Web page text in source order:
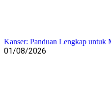
Kanser: Panduan Lengkap untuk
01/08/2026